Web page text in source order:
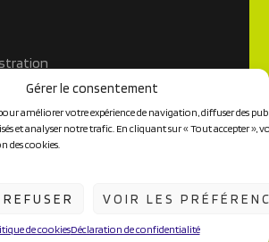
Gérer le consentement
améliorer votre expérience de navigation, diffuser des
et analyser notre trafic. En cliquant sur « Tout accepter »,
des cookies.
REFUSER VOIR LES
de cookiesDéclaration de confidentialité
société
L'Amélanchier
Blossom Mommy Blog |